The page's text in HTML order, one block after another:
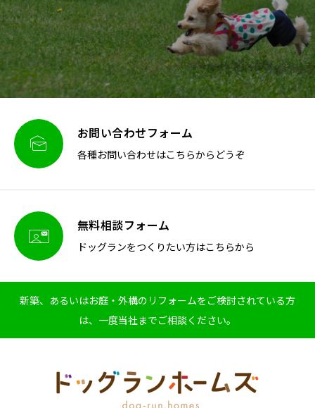
 お問い合わせフォーム
各種お問い合わせはこちらからどうぞ
 無料相談フォーム
ドッグランをつくりたい方はこちらから
新築、あるいはお庭・外構のリフォームをご検討されている方
は、一度当社までご相談ください。